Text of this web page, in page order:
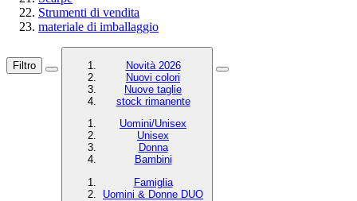
Strumenti di vendita
materiale di imballaggio
Filtro
Novità 2026
Nuovi colori
Nuove taglie
stock rimanente
Uomini/Unisex
Unisex
Donna
Bambini
Famiglia
Uomini & Donne DUO